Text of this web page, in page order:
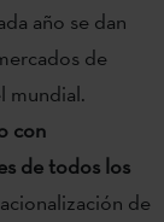
año se dan
de
mundial.
con
de todos los
de